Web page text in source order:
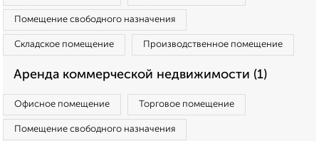
Помещение свободного назначения
Складское помещение Производственное помещение
Аренда коммерческой недвижимости (1)
Офисное помещение Торговое помещение
Помещение свободного назначения